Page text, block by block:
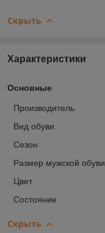
Скрыть
Характеристики
Основные
Производитель
Вид обуви
Сезон
Размер мужской обуви
Цвет
Состояние
Скрыть